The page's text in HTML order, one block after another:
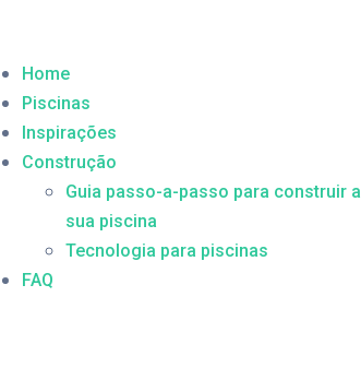
Home
Piscinas
Inspirações
Construção
Guia passo-a-passo para construir a
sua piscina
Tecnologia para piscinas
FAQ